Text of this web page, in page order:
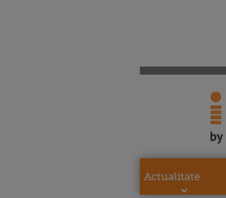
Actualitate